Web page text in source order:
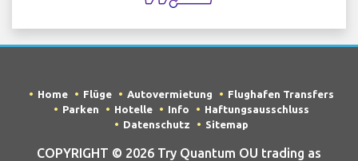
Home Flüge Autovermietung
Flughafen Transfers
Parken
Hotelle Info
Haftungsausschluss
Datenschutz
Sitemap
COPYRIGHT © 2026 Try Quantum OU trading as